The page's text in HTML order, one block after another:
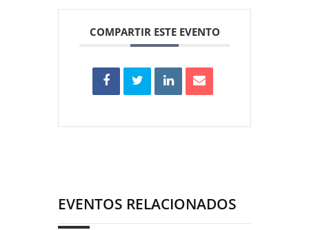
COMPARTIR ESTE EVENTO
EVENTOS RELACIONADOS